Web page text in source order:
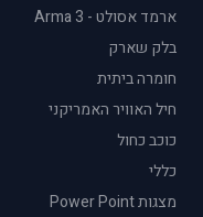
ארמד אסולט - Arma 3
בלק שארק
חומרה ביתית
חיל האוויר האמריקני
כוכב כחול
כללי
מצגות Power Point